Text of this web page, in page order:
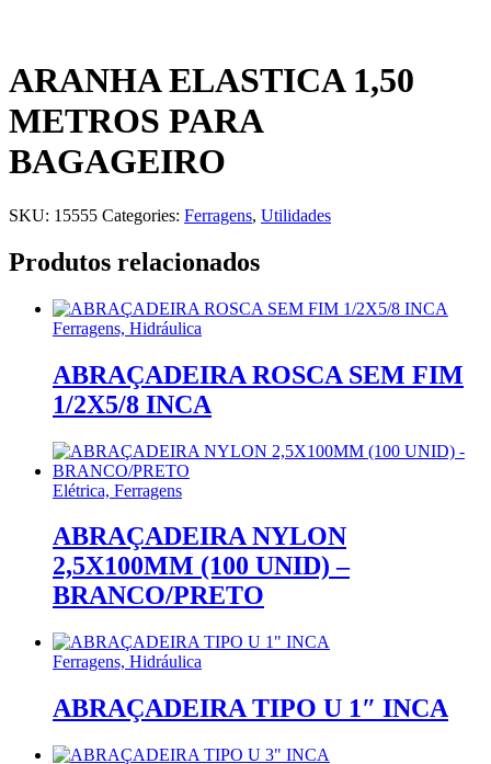
ARANHA ELASTICA 1,50
METROS PARA
BAGAGEIRO
SKU: 15555 Categories: Ferragens, Utilidades
Produtos relacionados
Ferragens, Hidráulica
ABRAÇADEIRA ROSCA SEM FIM
1/2X5/8 INCA
Elétrica, Ferragens
ABRAÇADEIRA NYLON
2,5X100MM (100 UNID) –
BRANCO/PRETO
Ferragens, Hidráulica
ABRAÇADEIRA TIPO U 1″ INCA